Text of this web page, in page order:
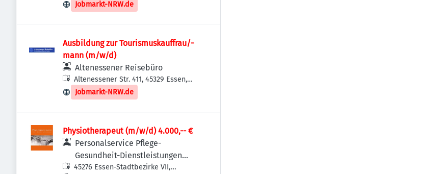
an der Ruhr, Deutschland
Jobmarkt-NRW.de
Ausbildung zur Tourismuskauffrau/-
mann (m/w/d)
Altenessener Reisebüro
Altenessener Str. 411, 45329 Essen,
Deutschland
Jobmarkt-NRW.de
Physiotherapeut (m/w/d) 4.000,-- €
Personalservice Pflege-
Gesundheit-Dienstleistungen
GmbH
45276 Essen-Stadtbezirke VII,